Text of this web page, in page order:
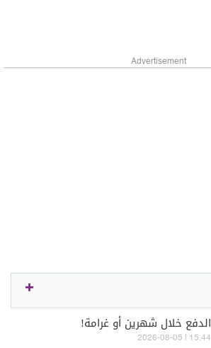
Advertisement
الدفع خلال شهرين أو غرامة!
15:44 | 2026-08-05